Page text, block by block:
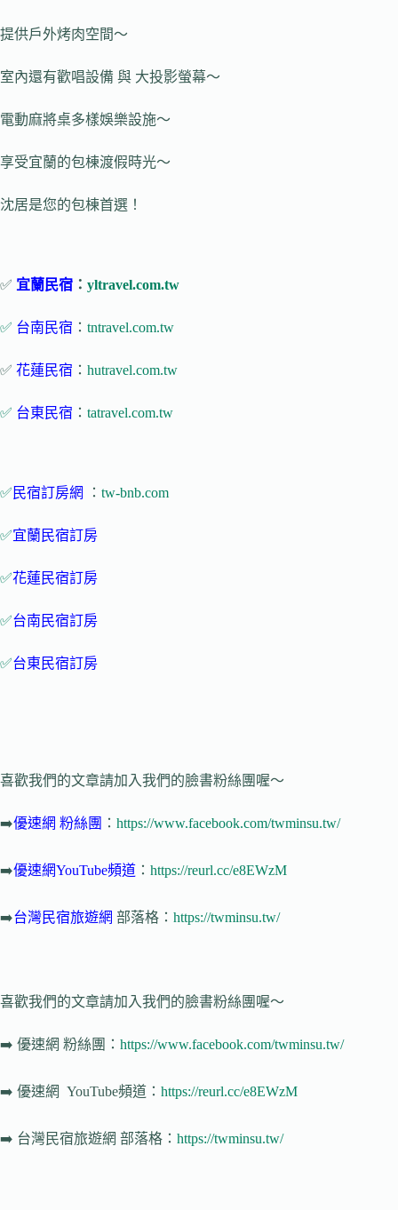
提供戶外烤肉空間～
室內還有歡唱設備 與 大投影螢幕～
電動麻將桌多樣娛樂設施～
享受宜蘭的包棟渡假時光～
沈居是您的包棟首選！
✅ 宜蘭民宿 ： yltravel.com.tw
✅ 台南民宿 ： tntravel.com.tw
✅ 花蓮民宿 ： hutravel.com.tw
✅ 台東民宿 ： tatravel.com.tw
✅ 民宿訂房網 ： tw-bnb.com
✅宜蘭民宿訂房
✅花蓮民宿訂房
✅台南民宿訂房
✅台東民宿訂房
喜歡我們的文章請加入我們的臉書粉絲團喔～
➡️優速網 粉絲團 ： https://www.facebook.com/twminsu.tw/
➡️優速網YouTube頻道 ： https://reurl.cc/e8EWzM
➡️台灣民宿旅遊網 部落格： https://twminsu.tw/
喜歡我們的文章請加入我們的臉書粉絲團喔～
➡️ 優速網 粉絲團： https://www.facebook.com/twminsu.tw/
➡️ 優速網 YouTube頻道： https://reurl.cc/e8EWzM
➡️ 台灣民宿旅遊網 部落格： https://twminsu.tw/